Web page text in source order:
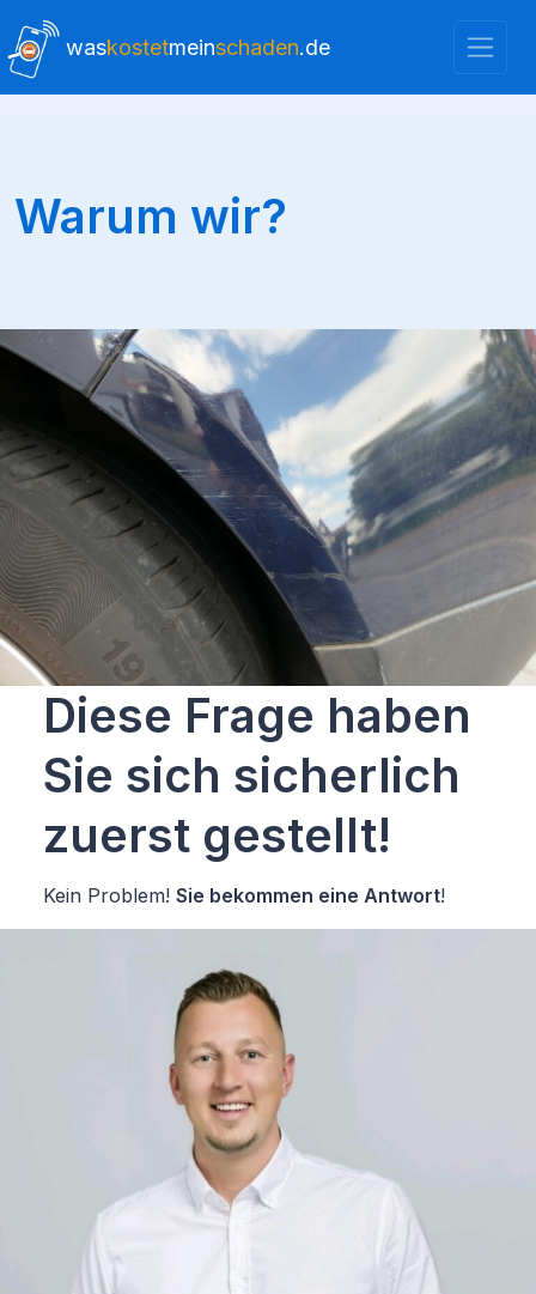
waskostetmeinschaden.de
Warum wir?
Diese Frage haben
Sie sich sicherlich
zuerst gestellt!
Kein Problem! Sie bekommen eine Antwort!